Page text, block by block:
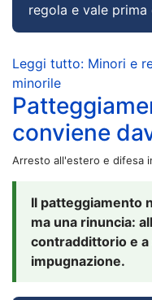
regola e vale
Leggi tutto: Minori e
minorile
conviene
Arresto all'estero e difesa
Il patteggiamento
ma una rinuncia:
contraddittorio e
impugnazione.